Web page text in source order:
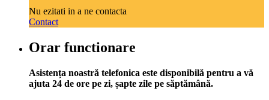
Nu ezitati in a ne contacta
Contact
Orar functionare
Asistența noastră telefonica este disponibilă pentru a vă
ajuta 24 de ore pe zi, șapte zile pe săptămână.